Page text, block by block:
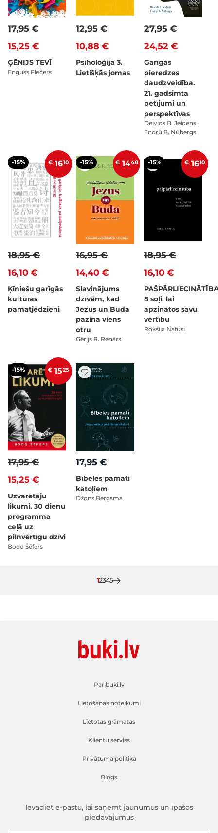
15,25 €
17,95 €
ĢĒNIJS TEVĪ
Enguss Flečers
10,88 €
12,95 €
Psiholoģija 3.
Lietišķās jomas
24,52 €
27,95 €
Garīgās
pieredzes
daudzveidība.
21. gadsimta
pētījumi un
perspektīvas
Deivids B. Jeidens,
Endrū B. Ņūbergs
-15% € 1610
16,10 €
18,95 €
Ķīniešu garīgās
kultūras
pamatjēdzieni
-15% € 1440
14,40 €
16,95 €
Slavinājums
dzīvēm, kad
Jēzus un Buda
pazina viens
otru
Gērijs R. Renārs
-15% € 1610
16,10 €
18,95 €
8 soļi, lai
apzinātos savu
vērtību
Roksija Nafusi
-15% € 1525
15,25 €
17,95 €
Uzvarētāju
likumi. 30 dienu
programma
ceļā uz
pilnvērtīgu dzīvi
Bodo Šēfers
17,95 €
Bībeles pamati
katoļiem
Džons Bergsma
Pašlaik lasāt lapu
1Lapa
2Lapa
3Lapa
4Lapa
5
Par buki.lv
Lietošanas noteikumi
Lietotas grāmatas
Klientu serviss
Privātuma politika
Blogs
Ievadiet e-pastu, lai saņemt jaunumus un īpašos
piedāvājumus